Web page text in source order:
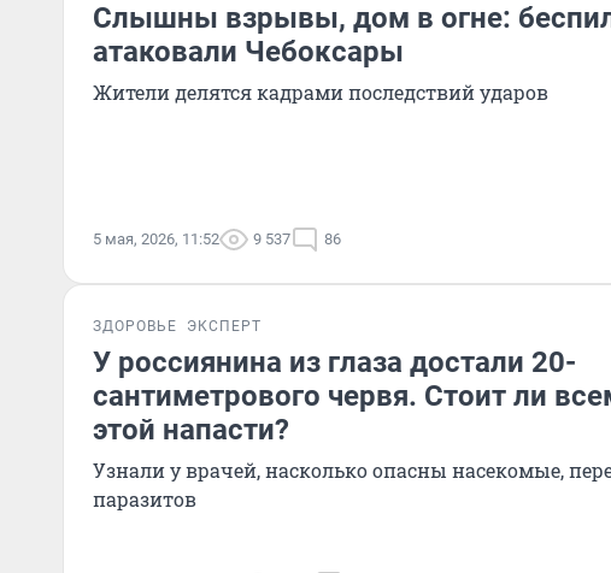
Слышны взрывы, дом в огне:
атаковали Чебоксары
Жители делятся кадрами последствий ударов
5 мая, 2026, 11:52 9 537 86
ЗДОРОВЬЕ ЭКСПЕРТ
У россиянина из глаза достали 20-
сантиметрового червя. Стоит ли
этой напасти?
Узнали у врачей, насколько опасны насекомые,
паразитов